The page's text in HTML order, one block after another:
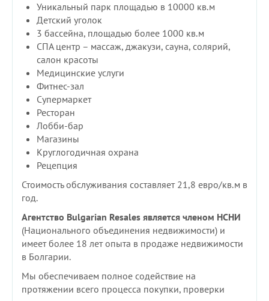
Уникальный парк площадью в 10000 кв.м
Детский уголок
3 бассейна, площадью более 1000 кв.м
СПА центр – массаж, джакузи, сауна, солярий,
салон красоты
Медицинские услуги
Фитнес-зал
Супермаркет
Ресторан
Лобби-бар
Магазины
Круглогодичная охрана
Рецепция
Стоимость обслуживания составляет 21,8 евро/кв.м в
год.
Агентство Bulgarian Resales является членом НСНИ
(Национального объединения недвижимости) и
имеет более 18 лет опыта в продаже недвижимости
в Болгарии.
Мы обеспечиваем полное содействие на
протяжении всего процесса покупки, проверки